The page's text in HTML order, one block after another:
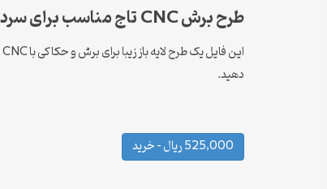
طرح برش CNC تاج مناسب برای سردرب تخت خواب
دهید.
525,000 ریال – خرید